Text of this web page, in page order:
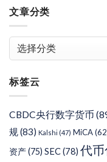
文章分类
类
标签云
CBDC央行数字货币
规(83) Kalshi (47) MiCA
资产(75) SEC(78) 代